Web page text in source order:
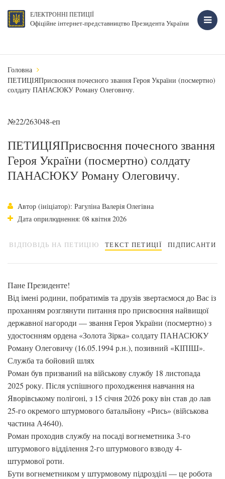
ЕЛЕКТРОННІ ПЕТИЦІЇ
Офіційне інтернет-представництво Президента України
Головна
ПЕТИЦІЯ ​Присвоєння почесного звання Героя України (посмертно)
солдату ПАНАСЮКУ Роману Олеговичу.
№22/263048-еп
ПЕТИЦІЯ ​Присвоєння почесного звання
Героя України (посмертно) солдату
ПАНАСЮКУ Роману Олеговичу.
Автор (ініціатор): Рагуліна Валерія Олегівна
Дата оприлюднення: 08 квітня 2026
ВІДПОВІДЬ НА ПЕТИЦІЮ ТЕКСТ ПЕТИЦІЇ ПІДПИСАНТИ
​Пане Президенте!
​Від імені родини, побратимів та друзів звертаємося до Вас із
проханням розглянути питання про присвоєння найвищої
державної нагороди — звання Героя України (посмертно) з
удостоєнням ордена «Золота Зірка» солдату ПАНАСЮКУ
Роману Олеговичу (16.05.1994 р.н.), позивний «КІПІШ».
​Служба та бойовий шлях
​Роман був призваний на військову службу 18 листопада
2025 року. Після успішного проходження навчання на
Яворівському полігоні, з 15 січня 2026 року він став до лав
25-го окремого штурмового батальйону «Рись» (військова
частина А4640).
​Роман проходив службу на посаді вогнеметника 3-го
штурмового відділення 2-го штурмового взводу 4-
штурмової роти.
​Бути вогнеметником у штурмовому підрозділі — це робота